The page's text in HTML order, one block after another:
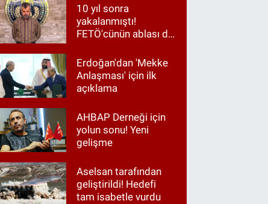
10 yıl sonra
yakalanmıştı!
FETÖ'cünün ablası da
Erdoğan'dan 'Mekke
Anlaşması' için ilk
açıklama
AHBAP Derneği için
yolun sonu! Yeni
gelişme
Aselsan tarafından
geliştirildi! Hedefi
tam isabetle vurdu